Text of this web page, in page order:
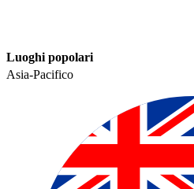
Luoghi popolari​​
Asia-Pacifico​​